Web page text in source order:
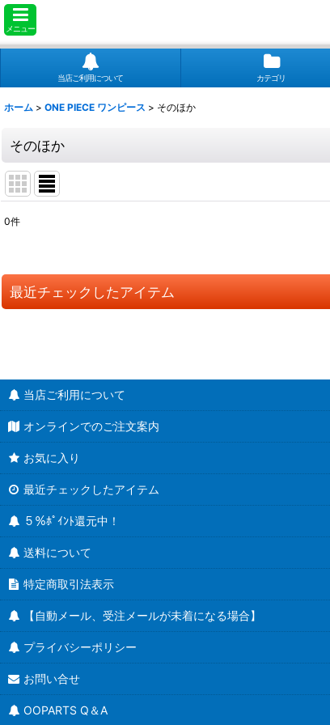
メニュー
当店ご利用について カテゴリ
ホーム > ONE PIECE ワンピース > そのほか
そのほか
並び順:
0件
最近チェックしたアイテム
当店ご利用について
オンラインでのご注文案内
お気に入り
最近チェックしたアイテム
５％ﾎﾟｲﾝﾄ還元中！
送料について
特定商取引法表示
【自動メール、受注メールが未着になる場合】
プライバシーポリシー
お問い合せ
OOPARTS Q＆A